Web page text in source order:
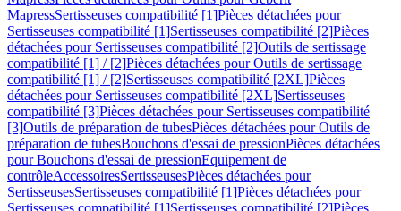
MapressSertisseuses compatibilité [1]Pièces détachées pour
Sertisseuses compatibilité [1]Sertisseuses compatibilité [2]Pièces
détachées pour Sertisseuses compatibilité [2]Outils de sertissage
compatibilité [1] / [2]Pièces détachées pour Outils de sertissage
compatibilité [1] / [2]Sertisseuses compatibilité [2XL]Pièces
détachées pour Sertisseuses compatibilité [2XL]Sertisseuses
compatibilité [3]Pièces détachées pour Sertisseuses compatibilité
[3]Outils de préparation de tubesPièces détachées pour Outils de
préparation de tubesBouchons d'essai de pressionPièces détachées
pour Bouchons d'essai de pressionEquipement de
contrôleAccessoiresSertisseusesPièces détachées pour
SertisseusesSertisseuses compatibilité [1]Pièces détachées pour
Sertisseuses compatibilité [1]Sertisseuses compatibilité [2]Pièces